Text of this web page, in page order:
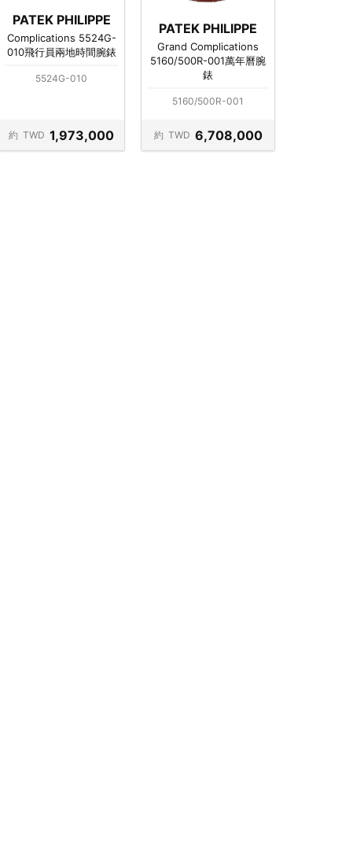
PATEK PHILIPPE
Complications 5524G-
010飛行員兩地時間腕錶
5524G-010
約 TWD 1,973,000
PATEK PHILIPPE
Grand Complications
5160/500R-001萬年曆腕
錶
5160/500R-001
約 TWD 6,708,000